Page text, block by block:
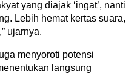
yang diajak ‘ingat’, nanti
Lebih hemat kertas suara,
ujarnya.
menyoroti potensi
langsung